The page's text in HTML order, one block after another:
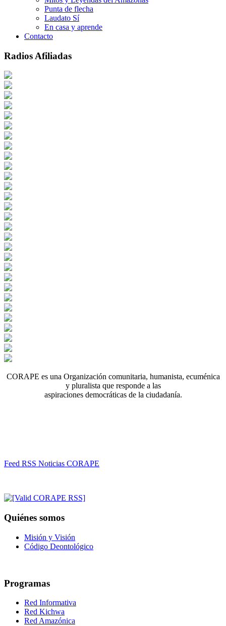
Punta de flecha
Laudato Sí
En casa y aprende
Contacto
Radios Afiliadas
CORAPE es una Organización comunitaria, humanista, ecuménica
y pluralista que responde a las
aspiraciones democráticas de la ciudadanía.
Feed RSS Noticias CORAPE
Quiénes somos
Misión y Visión
Código Deontológico
Programas
Red Informativa
Red Kichwa
Red Amazónica